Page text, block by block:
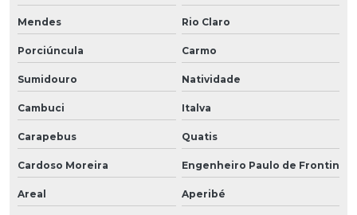
Mendes Rio Claro
Porciúncula Carmo
Sumidouro Natividade
Cambuci Italva
Carapebus Quatis
Cardoso Moreira Engenheiro Paulo de Frontin
Areal Aperibé